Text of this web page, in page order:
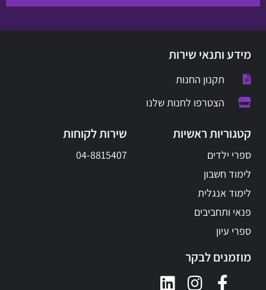
מידע ותנאי שירות
תקנון החנות
הצטרפו לחנות שלנו
קטגוריות ראשיות
ספרי ילדים
לימוד חשבון
לימוד אנגלית
פנאי ותחביבים
ספרי עיון
שירות לקוחות
04-8815407
מוזמנים לבקר